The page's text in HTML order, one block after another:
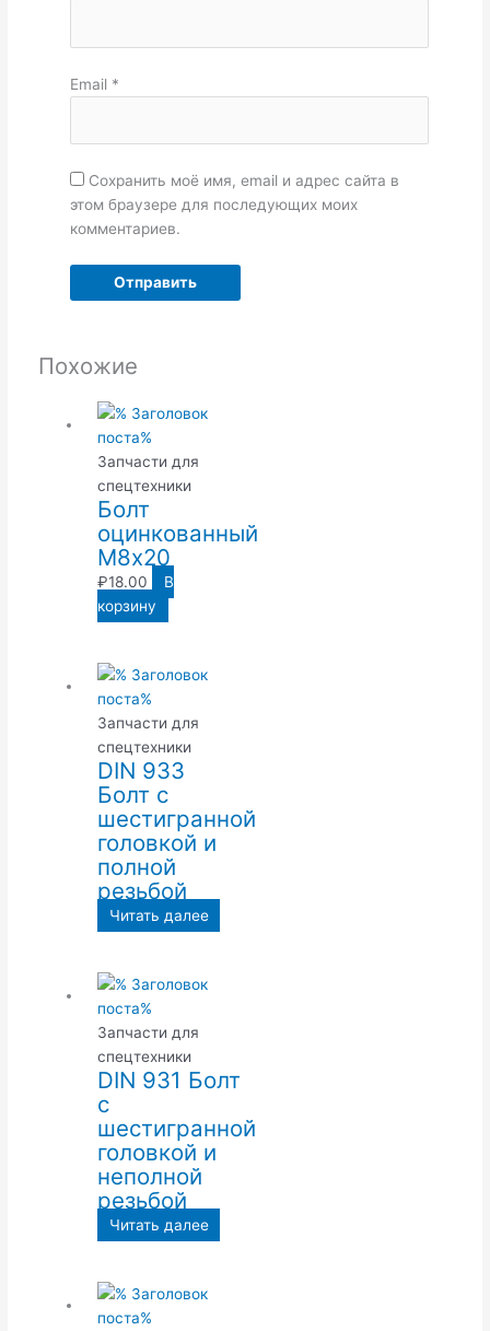
Email *
Сохранить моё имя, email и адрес сайта в
этом браузере для последующих моих
комментариев.
Похожие
Запчасти для
спецтехники
Болт
оцинкованный
М8х20
₽18.00
В
корзину
Запчасти для
спецтехники
DIN 933
Болт с
шестигранной
головкой и
полной
резьбой
Читать далее
Запчасти для
спецтехники
DIN 931 Болт
с
шестигранной
головкой и
неполной
резьбой
Читать далее